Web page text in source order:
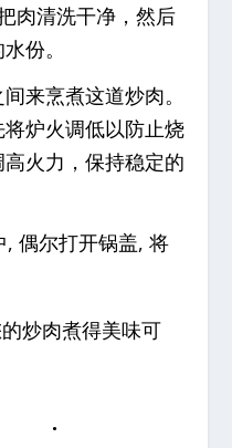
肉清洗干净，然后
份。
来烹煮这道炒肉。
炉火调低以防止烧
火力，保持稳定的
偶尔打开锅盖, 将
炒肉煮得美味可